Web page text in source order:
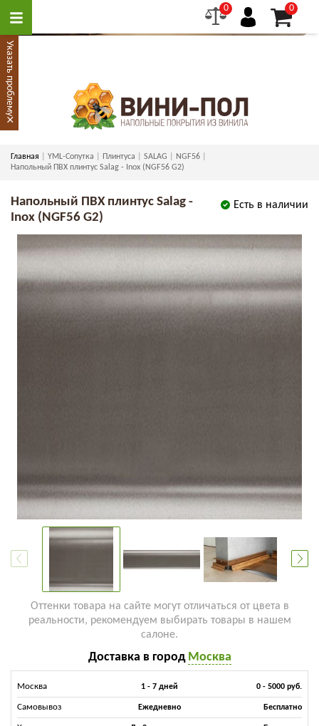
0 0
Главная YML-Сопутка Плинтуса SALAG
NGF56
Напольный ПВХ плинтус Salag - Inox (NGF56 G2)
Есть в наличии
Напольный ПВХ плинтус Salag -
Inox (NGF56 G2)
Оттенки товара на сайте могут отличаться от цвета в
реальности, рекомендуем выбирать товары в нашем
салоне.
Доставка в город Москва
Москва 1 - 7 дней 0 - 5000 руб.
Самовывоз Ежедневно Бесплатно
Указать проблему
×